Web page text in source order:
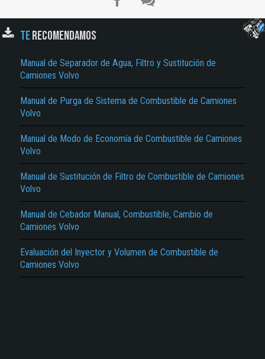
TERECOMENDAMOS
Manual de Separador de Agua, Filtro y Sustitución de
Camiones Volvo
Manual de Purga de Sistema de Combustible de Camiones
Volvo
Manual de Modo de Economía de Combustible de Camiones
Volvo
Manual de Sustitución de Filtro de Combustible de Camiones
Volvo
Manual de Cebador Manual, Combustible, Cambio de
Camiones Volvo
Evaluación del Inyector y Volumen de Combustible de
Camiones Volvo
El Título es incorrecto según el contenido.
No carga o no se visualiza el contenido.
Reportar otro tipo de error...